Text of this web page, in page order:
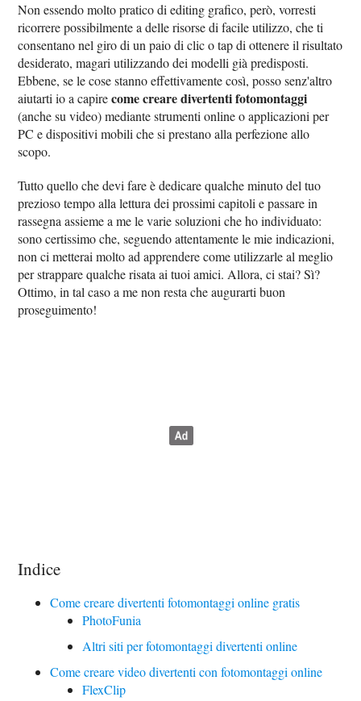
Non essendo molto pratico di editing grafico, però, vorresti
ricorrere possibilmente a delle risorse di facile utilizzo, che ti
consentano nel giro di un paio di clic o tap di ottenere il risultato
desiderato, magari utilizzando dei modelli già predisposti.
Ebbene, se le cose stanno effettivamente così, posso senz'altro
aiutarti io a capirecome creare divertenti fotomontaggi
(anche su video) mediante strumenti online o applicazioni per
PC e dispositivi mobili che si prestano alla perfezione allo
scopo.
Tutto quello che devi fare è dedicare qualche minuto del tuo
prezioso tempo alla lettura dei prossimi capitoli e passare in
rassegna assieme a me le varie soluzioni che ho individuato:
sono certissimo che, seguendo attentamente le mie indicazioni,
non ci metterai molto ad apprendere come utilizzarle al meglio
per strappare qualche risata ai tuoi amici. Allora, ci stai? Sì?
Ottimo, in tal caso a me non resta che augurarti buon
proseguimento!
Indice
Come creare divertenti fotomontaggi online gratis
PhotoFunia
Altri siti per fotomontaggi divertenti online
Come creare video divertenti con fotomontaggi online
FlexClip